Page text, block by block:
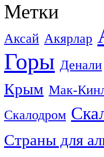
Метки
Аксай Акярлар
Горы Денали
Крым Мак-
Скалодром
Страны для